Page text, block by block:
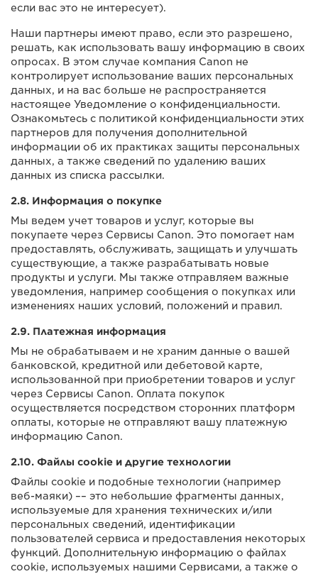
если вас это не интересует).
Наши партнеры имеют право, если это разрешено,
решать, как использовать вашу информацию в своих
опросах. В этом случае компания Canon не
контролирует использование ваших персональных
данных, и на вас больше не распространяется
настоящее Уведомление о конфиденциальности.
Ознакомьтесь с политикой конфиденциальности этих
партнеров для получения дополнительной
информации об их практиках защиты персональных
данных, а также сведений по удалению ваших
данных из списка рассылки.
2.8. Информация о покупке
Мы ведем учет товаров и услуг, которые вы
покупаете через Сервисы Canon. Это помогает нам
предоставлять, обслуживать, защищать и улучшать
существующие, а также разрабатывать новые
продукты и услуги. Мы также отправляем важные
уведомления, например сообщения о покупках или
изменениях наших условий, положений и правил.
2.9. Платежная информация
Мы не обрабатываем и не храним данные о вашей
банковской, кредитной или дебетовой карте,
использованной при приобретении товаров и услуг
через Сервисы Canon. Оплата покупок
осуществляется посредством сторонних платформ
оплаты, которые не отправляют вашу платежную
информацию Canon.
2.10. Файлы cookie и другие технологии
Файлы cookie и подобные технологии (например
веб-маяки) –– это небольшие фрагменты данных,
используемые для хранения технических и/или
персональных сведений, идентификации
пользователей сервиса и предоставления некоторых
функций. Дополнительную информацию о файлах
cookie, используемых нашими Сервисами, а также о